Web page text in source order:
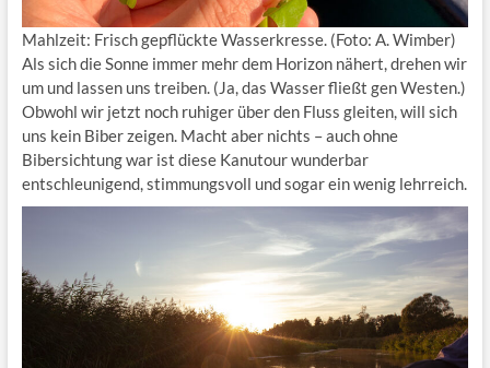
Mahlzeit: Frisch gepflückte Wasserkresse. (Foto: A. Wimber)
Als sich die Sonne immer mehr dem Horizon nähert, drehen wir
um und lassen uns treiben. (Ja, das Wasser fließt gen Westen.)
Obwohl wir jetzt noch ruhiger über den Fluss gleiten, will sich
uns kein Biber zeigen. Macht aber nichts – auch ohne
Bibersichtung war ist diese Kanutour wunderbar
entschleunigend, stimmungsvoll und sogar ein wenig lehrreich.